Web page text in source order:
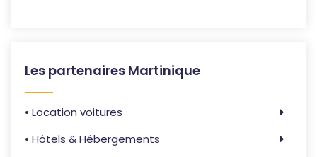
Les partenaires Martinique
• Location voitures
• Hôtels & Hébergements